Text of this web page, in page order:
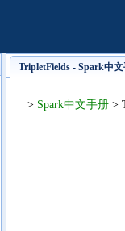
TripletFields - Spark中
> Spark中文手册 >